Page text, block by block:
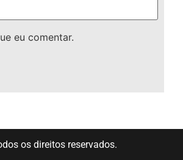
eu comentar.
os direitos reservados.